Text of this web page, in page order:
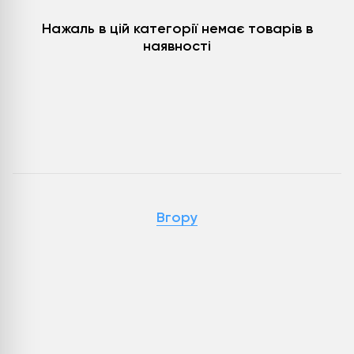
Нажаль в цій категорії немає товарів в
наявності
Вгору